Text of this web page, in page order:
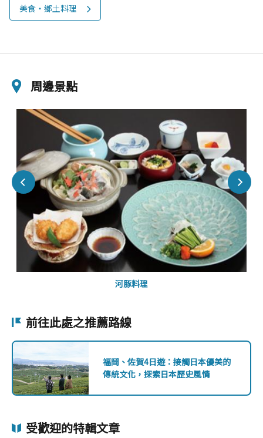
美食‧鄉土料理
周邊景點
河豚料理
前往此處之推薦路線
福岡、佐賀4日遊：接觸日本優美的
傳統文化，探索日本歷史風情
受歡迎的特輯文章